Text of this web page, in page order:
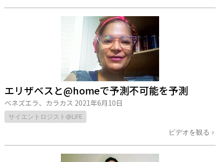
エリザベスと@homeで予測不可能を予測
ベネズエラ、カラカス 2021年6月10日
サイエントロジスト@LIFE
ビデオを観る